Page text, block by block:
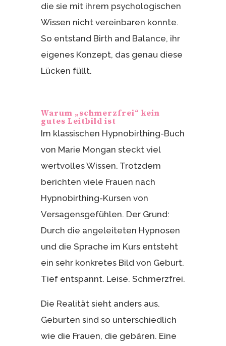
die sie mit ihrem psychologischen
Wissen nicht vereinbaren konnte.
So entstand Birth and Balance, ihr
eigenes Konzept, das genau diese
Lücken füllt.
Warum „schmerzfrei“ kein
gutes Leitbild ist
Im klassischen Hypnobirthing-Buch
von Marie Mongan steckt viel
wertvolles Wissen. Trotzdem
berichten viele Frauen nach
Hypnobirthing-Kursen von
Versagensgefühlen. Der Grund:
Durch die angeleiteten Hypnosen
und die Sprache im Kurs entsteht
ein sehr konkretes Bild von Geburt.
Tief entspannt. Leise. Schmerzfrei.
Die Realität sieht anders aus.
Geburten sind so unterschiedlich
wie die Frauen, die gebären. Eine